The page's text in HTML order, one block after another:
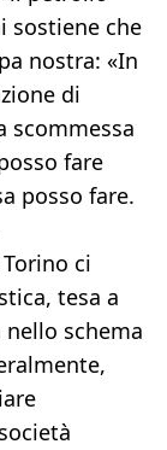
sostiene che
nostra: «In
di
scommessa
fare
posso fare.
ci
tesa a
schema